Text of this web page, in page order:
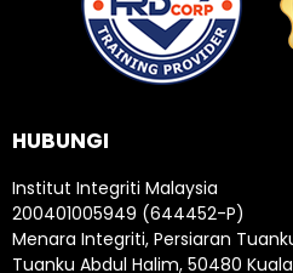
HUBUNGI
Institut Integriti Malaysia
200401005949 (644452-P)
Menara Integriti, Persiaran
Tuanku Abdul Halim, 50480